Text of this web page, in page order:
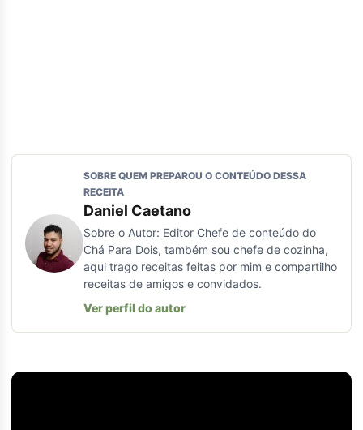
SOBRE QUEM PREPAROU O CONTEÚDO DESSA
RECEITA
Daniel Caetano
Sobre o Autor: Editor Chefe de conteúdo do
Chá Para Dois, também sou chefe de cozinha,
aqui trago receitas feitas por mim e compartilho
receitas de amigos e convidados.
Ver perfil do autor